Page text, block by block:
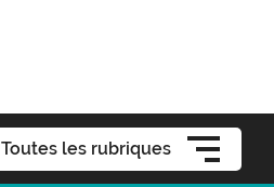
Toutes les rubriques